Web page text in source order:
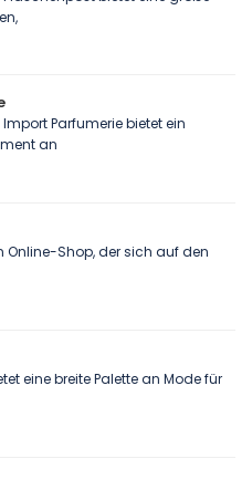
Parfumerie bietet ein
an
Online-Shop, der sich auf den
eine breite Palette an Mode für